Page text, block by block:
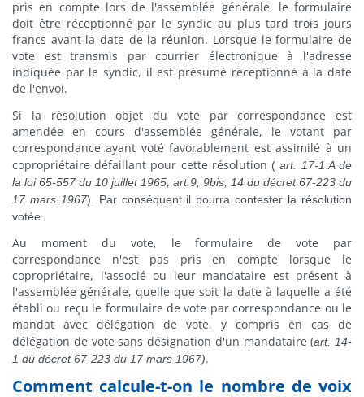
pris en compte lors de l'assemblée générale, le formulaire
doit être réceptionné par le syndic au plus tard trois jours
francs avant la date de la réunion. Lorsque le formulaire de
vote est transmis par courrier électronique à l'adresse
indiquée par le syndic, il est présumé réceptionné à la date
de l'envoi.
Si la résolution objet du vote par correspondance est
amendée en cours d'assemblée générale, le votant par
correspondance ayant voté favorablement est assimilé à un
copropriétaire défaillant pour cette résolution ( art. 17-1 A de
la loi 65-557 du 10 juillet 1965, art.9, 9bis, 14 du décret 67-223 du
17 mars 1967). Par conséquent il pourra contester la résolution
votée.
Au moment du vote, le formulaire de vote par
correspondance n'est pas pris en compte lorsque le
copropriétaire, l'associé ou leur mandataire est présent à
l'assemblée générale, quelle que soit la date à laquelle a été
établi ou reçu le formulaire de vote par correspondance ou le
mandat avec délégation de vote, y compris en cas de
délégation de vote sans désignation d'un mandataire (art. 14-
1 du décret 67-223 du 17 mars 1967).
Comment calcule-t-on le nombre de voix